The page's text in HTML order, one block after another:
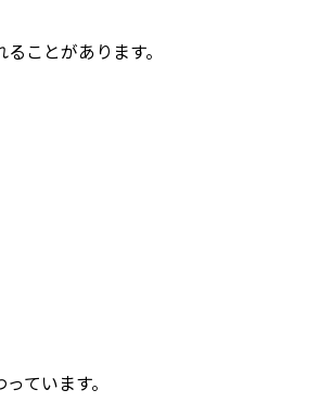
ことがあります。
ています。